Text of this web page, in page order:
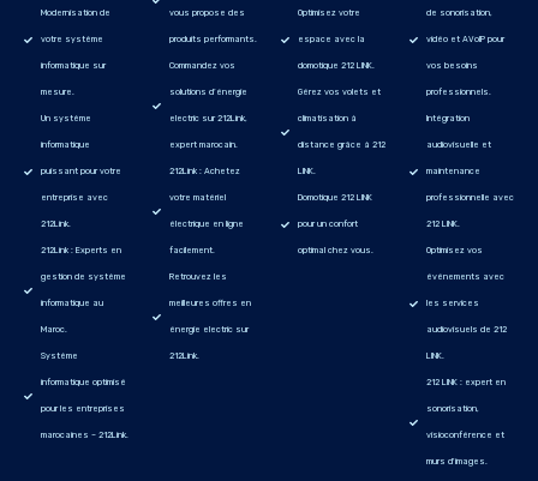
Modernisation de
votre système
informatique sur
mesure.
Un système
informatique
puissant pour votre
entreprise avec
212Link.
212Link : Experts en
gestion de système
informatique au
Maroc.
Système
informatique optimisé
pour les entreprises
marocaines – 212Link.
vous propose des
produits performants.
Commandez vos
solutions d’énergie
electric sur 212Link,
expert marocain.
212Link : Achetez
votre matériel
électrique en ligne
facilement.
Retrouvez les
meilleures offres en
énergie electric sur
212Link.
Optimisez votre
espace avec la
domotique 212 LINK.
Gérez vos volets et
climatisation à
distance grâce à 212
LINK.
Domotique 212 LINK
pour un confort
optimal chez vous.
de sonorisation,
vidéo et AVoIP pour
vos besoins
professionnels.
Intégration
audiovisuelle et
maintenance
professionnelle avec
212 LINK.
Optimisez vos
événements avec
les services
audiovisuels de 212
LINK.
212 LINK : expert en
sonorisation,
visioconférence et
murs d'images.